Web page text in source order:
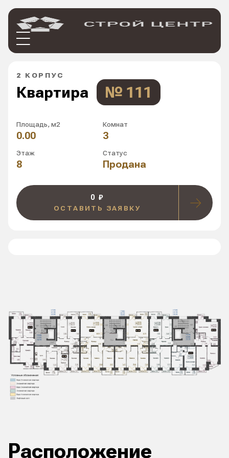
2 КОРПУС
Квартира № 111
Площадь, м2
0.00
Комнат
3
Этаж
8
Статус
Продана
0 ₽
ОСТАВИТЬ ЗАЯВКУ
Расположение